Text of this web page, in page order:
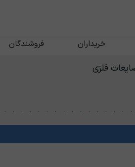
خریداران فروشندگان
فلزی